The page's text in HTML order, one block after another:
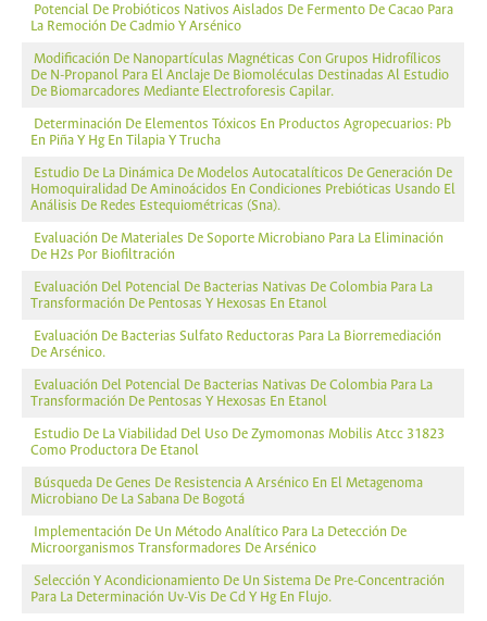
Potencial De Probióticos Nativos Aislados De Fermento De Cacao Para
La Remoción De Cadmio Y Arsénico
Modificación De Nanopartículas Magnéticas Con Grupos Hidrofílicos
De N-Propanol Para El Anclaje De Biomoléculas Destinadas Al Estudio
De Biomarcadores Mediante Electroforesis Capilar.
Determinación De Elementos Tóxicos En Productos Agropecuarios: Pb
En Piña Y Hg En Tilapia Y Trucha
Estudio De La Dinámica De Modelos Autocatalíticos De Generación De
Homoquiralidad De Aminoácidos En Condiciones Prebióticas Usando El
Análisis De Redes Estequiométricas (Sna).
Evaluación De Materiales De Soporte Microbiano Para La Eliminación
De H2s Por Biofiltración
Evaluación Del Potencial De Bacterias Nativas De Colombia Para La
Transformación De Pentosas Y Hexosas En Etanol
Evaluación De Bacterias Sulfato Reductoras Para La Biorremediación
De Arsénico.
Evaluación Del Potencial De Bacterias Nativas De Colombia Para La
Transformación De Pentosas Y Hexosas En Etanol
Estudio De La Viabilidad Del Uso De Zymomonas Mobilis Atcc 31823
Como Productora De Etanol
Búsqueda De Genes De Resistencia A Arsénico En El Metagenoma
Microbiano De La Sabana De Bogotá
Implementación De Un Método Analítico Para La Detección De
Microorganismos Transformadores De Arsénico
Selección Y Acondicionamiento De Un Sistema De Pre-Concentración
Para La Determinación Uv-Vis De Cd Y Hg En Flujo.